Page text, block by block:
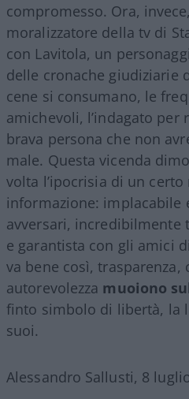
compromesso. Ora,
moralizzatore della tv di
con Lavitola, un
delle cronache giudiziarie
cene si consumano, le
amichevoli, l’indagato per
brava persona che non
male. Questa vicenda
volta l’ipocrisia di un
informazione: implacabile
avversari, incredibilmente
e garantista con gli amici
va bene così, trasparenza,
autorevolezza muoiono
finto simbolo di libertà, la
suoi.
Alessandro Sallusti, 8